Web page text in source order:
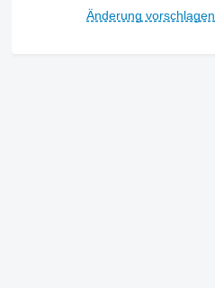
Änderung vorschlagen